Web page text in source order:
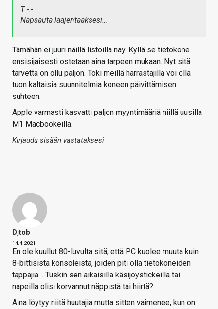
T -.-
Napsauta laajentaaksesi…
Tämähän ei juuri näillä listoilla näy. Kyllä se tietokone
ensisijaisesti ostetaan aina tarpeen mukaan. Nyt sitä
tarvetta on ollu paljon. Toki meillä harrastajilla voi olla
tuon kaltaisia suunnitelmia koneen päivittämisen
suhteen.
Apple varmasti kasvatti paljon myyntimääriä niillä uusilla
M1 Macbookeilla.
Kirjaudu sisään vastataksesi
Djtob
14.4.2021
En ole kuullut 80-luvulta sitä, että PC kuolee muuta kuin
8-bittisistä konsoleista, joiden piti olla tietokoneiden
tappajia… Tuskin sen aikaisilla käsijoystickeillä tai
napeilla olisi korvannut näppistä tai hiirtä?
Aina löytyy niitä huutajia mutta sitten vaimenee, kun on